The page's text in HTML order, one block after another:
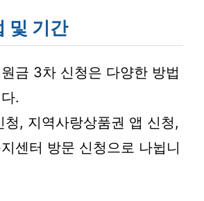
및 기간
금 3차 신청은 다양한 방법
.
청, 지역사랑상품권 앱 신청,
센터 방문 신청으로 나뉩니